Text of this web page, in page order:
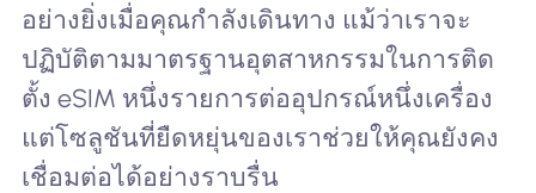
อย่างยิ่งเมื่อคุณกำลังเดินทาง แม้ว่าเราจะ
ปฏิบัติตามมาตรฐานอุตสาหกรรมในการติด
ตั้ง eSIM หนึ่งรายการต่ออุปกรณ์หนึ่งเครื่อง
แต่โซลูชันที่ยืดหยุ่นของเราช่วยให้คุณยังคง
เชื่อมต่อได้อย่างราบรื่น